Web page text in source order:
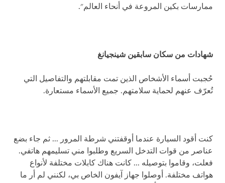
ممارسات بكين المروعة في أنحاء العالم".
شهادات من سكان سابقين شينجيانغ
حُجبت أسماء الأشخاص الذين تمت مقابلتهم والتفاصيل التي
تُعرّف عنهم لحماية سلامتهم. جميع الأسماء مستعارة.
كنت أقود السيارة عندما أوقفتني شرطة المرور ... ثم جاء بضع
عناصر من قوات التدخل السريع وطلبوا مني تسليمهم هاتفي.
فعلت، وقاموا بتوصيله ... كانت هناك كابلات مختلفة لأنواع
هواتف مختلفة. أوصلوا جهاز آيفون الخاص بي، لكنني لم أر ما